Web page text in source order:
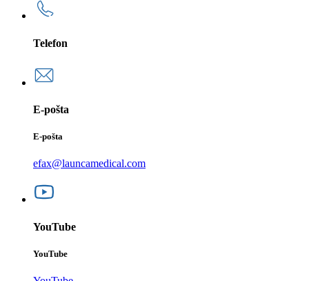
Telefon
E-pošta
E-pošta
efax@launcamedical.com
YouTube
YouTube